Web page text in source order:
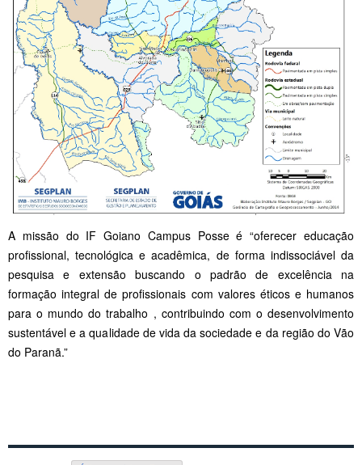
A missão do IF Goiano Campus Posse é “oferecer educação
profissional, tecnológica e acadêmica, de forma indissociável da
pesquisa e extensão buscando o padrão de excelência na
formação integral de profissionais com valores éticos e humanos
para o mundo do trabalho , contribuindo com o desenvolvimento
sustentável e a qualidade de vida da sociedade e da região do Vão
do Paranã.”